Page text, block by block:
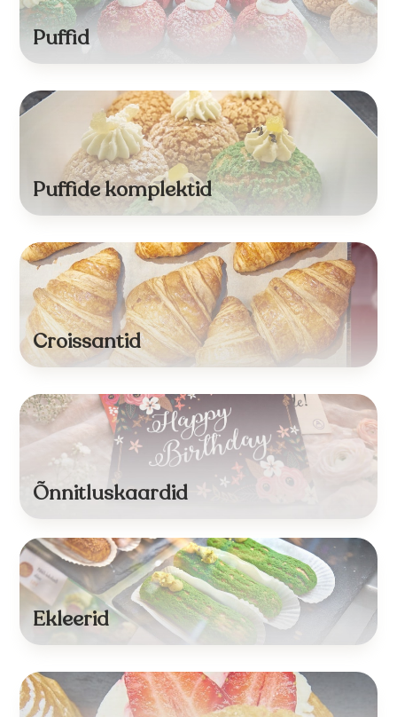
Puffid
Puffide komplektid
Croissantid
Õnnitluskaardid
Ekleerid